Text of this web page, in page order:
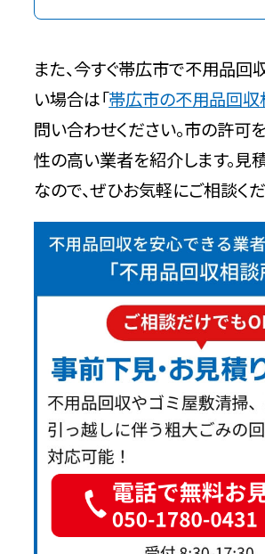
また、今すぐ帯広市で不用品回
い場合は「帯広市の不用品回
問い合わせください。市の許可
性の高い業者を紹介します。見
なので、ぜひお気軽にご相談くだ